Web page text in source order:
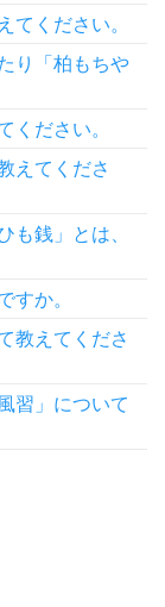
てください。
り「柏もちや
ください。
えてくださ
銭」とは、
すか。
教えてくださ
習」について